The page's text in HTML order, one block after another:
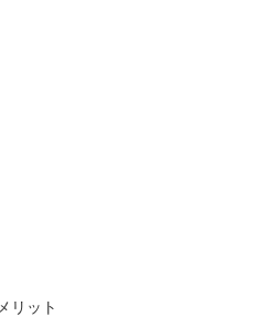
リット